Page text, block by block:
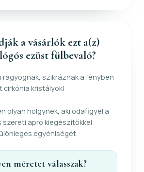
a vásárlók ezt a(z)
ezüst fülbevaló?
szikráznak a fényben
cirkónia kristályok!
olyan hölgynek, aki odafigyel a
szereti apró kiegészítőkkel
egyéniségét.
méretet válasszak?